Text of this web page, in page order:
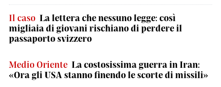
Il caso La lettera che nessuno legge: così
migliaia di giovani rischiano di perdere il
passaporto svizzero
Medio Oriente La costosissima guerra in Iran:
«Ora gli USA stanno finendo le scorte di missili»